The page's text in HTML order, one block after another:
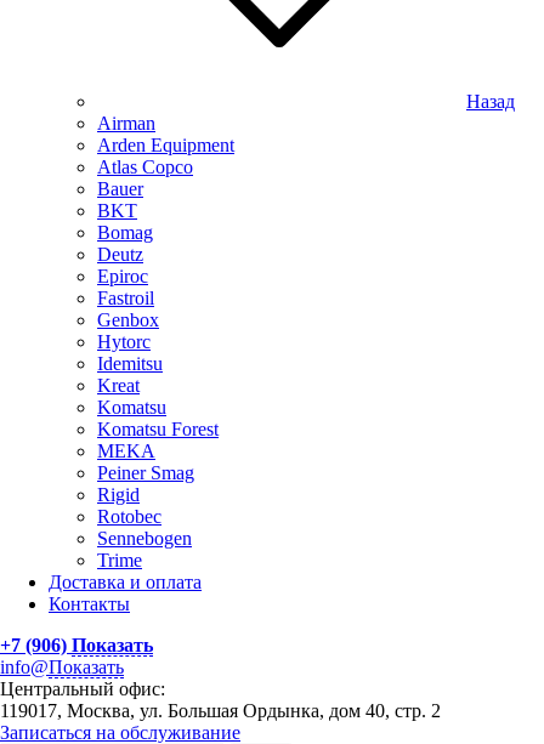
Назад
Airman
Arden Equipment
Atlas Сopco
Bauer
BKT
Bomag
Deutz
Epiroc
Fastroil
Genbox
Hytorc
Idemitsu
Kreat
Komatsu
Komatsu Forest
MEKA
Peiner Smag
Rigid
Rotobec
Sennebogen
Trime
Доставка и оплата
Контакты
+7 (906) Показать
info@Показать
Центральный офис:
119017, Москва, ул. Большая Ордынка, дом 40, стр. 2
Записаться на обслуживание